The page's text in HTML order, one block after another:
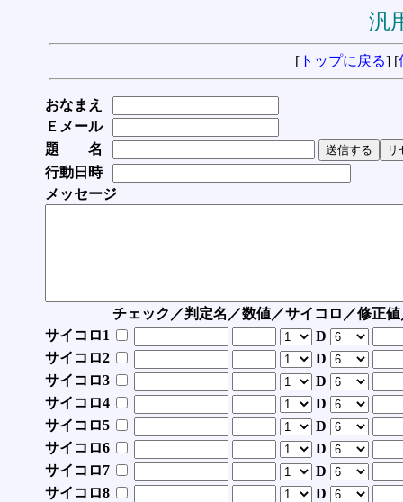
汎
[ トップに戻る] [
おなまえ
Ｅメール
題 名
行動日時
メッセージ
チェック／判定名／数値／サイコロ／修正
サイコロ1
D
サイコロ2
D
サイコロ3
D
サイコロ4
D
サイコロ5
D
サイコロ6
D
サイコロ7
D
サイコロ8
D